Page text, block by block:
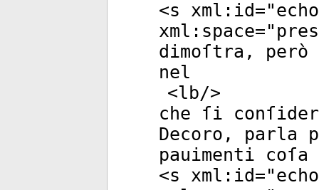
<s xml:id="
xml:space="
dimoſtra,
nel
<lb/>
che ſi
Decoro, parla
pauimenti
<s xml:id="